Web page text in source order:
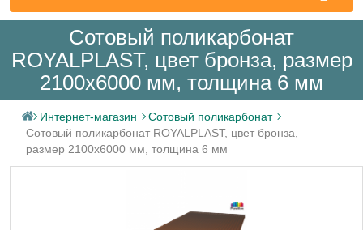
Сотовый поликарбонат
ROYALPLAST, цвет бронза, размер
2100x6000 мм, толщина 6 мм
Интернет-магазин
Сотовый поликарбонат
Сотовый поликарбонат ROYALPLAST, цвет бронза,
размер 2100x6000 мм, толщина 6 мм